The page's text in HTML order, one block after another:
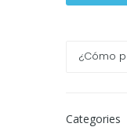
Categories